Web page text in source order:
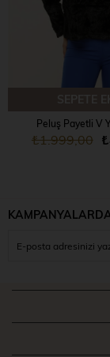
Peluş Payetli V
₺1.999,00